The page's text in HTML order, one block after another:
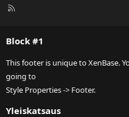
R
Block #1
This footer is unique to XenBase.
going to
Style Properties -> Footer.
Yleiskatsaus